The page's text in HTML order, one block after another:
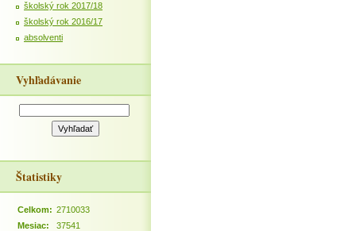
školský rok 2017/18
školský rok 2016/17
absolventi
Vyhľadávanie
Štatistiky
Celkom: 2710033
Mesiac:
37541